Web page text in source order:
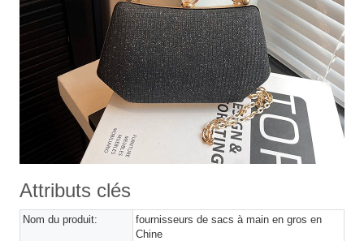
Attributs clés
Nom du produit:
fournisseurs de sacs à main en gros en
Chine